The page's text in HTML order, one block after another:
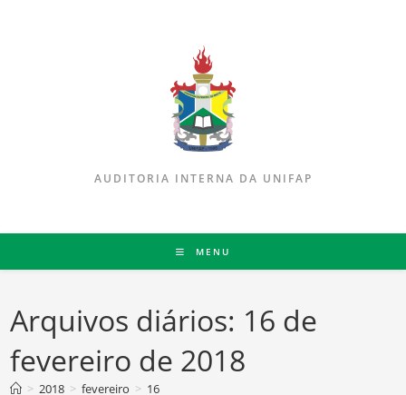
AUDITORIA INTERNA DA UNIFAP
MENU
Arquivos diários: 16 de
fevereiro de 2018
> 2018 > fevereiro > 16